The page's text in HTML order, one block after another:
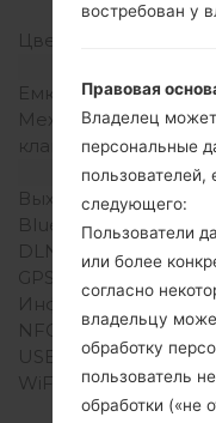
Цвета экрана
Емкость
Механическая
клавиатура
Выход для аудио
Bluetooth
DLNA
GPS
Инфракрасный
NFC
USB
WiFi
востребован у
Правовая
Владелец
персональные
пользователей,
следующего:
Пользователи
или более
согласно
владельцу
обработку
пользователь
обработки («не